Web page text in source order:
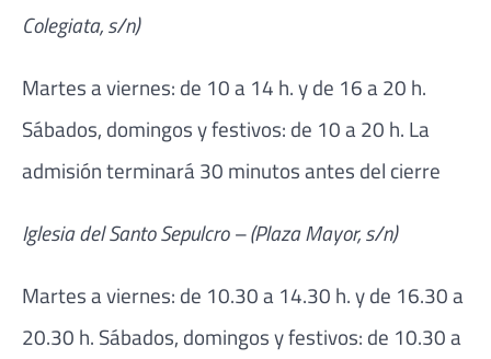
Colegiata, s/n)
Martes a viernes: de 10 a 14 h. y de 16 a 20 h.
Sábados, domingos y festivos: de 10 a 20 h. La
admisión terminará 30 minutos antes del cierre
Iglesia del Santo Sepulcro – (Plaza Mayor, s/n)
Martes a viernes: de 10.30 a 14.30 h. y de 16.30 a
20.30 h. Sábados, domingos y festivos: de 10.30 a